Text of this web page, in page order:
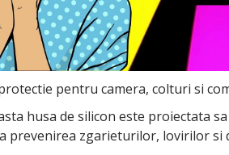
protectie pentru camera, colturi si
husa de silicon este proiectata
prevenirea zgarieturilor, lovirilor si